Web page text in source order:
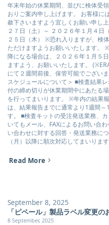
年末年始の休業期間、並びに検体受
おりご案内申し上げます。 お客様に
赦下さいますよう宜しくお願い申し
２７日（土）～ ２０２６年１月４日
２５日（木） ※恐れ入りますが、検
ただけますようお願いいたします。
降になる場合は、２０２６年１月５
ますよう、お願いいたします。
にて２週間前後、保管可能でござい
スケジュールについて＞ ■検査結果
付の締め切りが休業期間中にあたる
を行ってまいります。 ※年内の結果
は、結果報告までに通常より1週間
す。 ■検査キットの受注発送業務、
いてもメール、FAXによるお問い合
い合わせに対する回答・発送業務に
（月）以降に順次対応してまいりま
Read More
September 8, 2025
「ピペール」製品ラベル変更の
8 September, 2025